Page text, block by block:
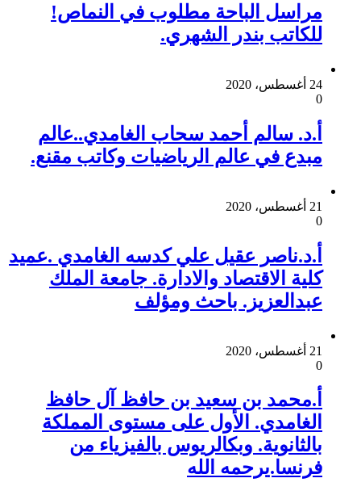
مراسل الباحة مطلوب في النماص!
للكاتب بندر الشهري.
24 أغسطس، 2020
0
أ.د. سالم أحمد سحاب الغامدي..عالم
مبدع في عالم الرياضيات وكاتب مقنع.
21 أغسطس، 2020
0
أ.د.ناصر عقيل علي كدسه الغامدي .عميد
كلية الاقتصاد والادارة. جامعة الملك
عبدالعزيز. باحث ومؤلف
21 أغسطس، 2020
0
أ.محمد بن سعيد بن حافظ آل حافظ
الغامدي. الأول على مستوى المملكة
بالثانوية. وبكالريوس بالفيزياء من
فرنسا.يرحمه الله